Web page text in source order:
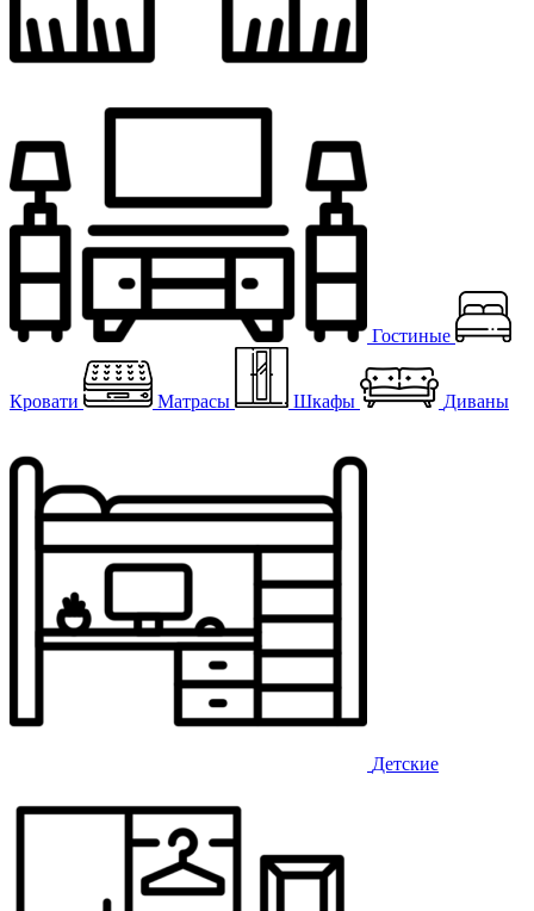
Гостиные
Кровати Матрасы Шкафы Диваны
Детские